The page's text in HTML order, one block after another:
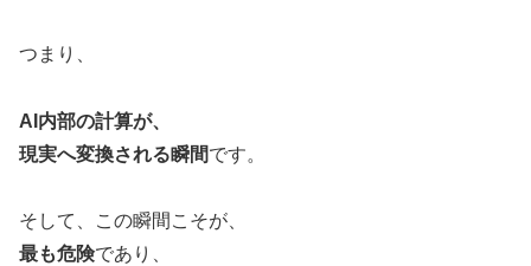
つまり、
AI内部の計算が、
現実へ変換される瞬間です。
そして、この瞬間こそが、
最も危険であり、